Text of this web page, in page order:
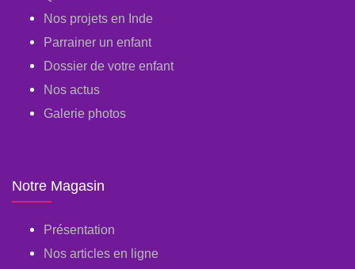
Nos projets en Inde
Parrainer un enfant
Dossier de votre enfant
Nos actus
Galerie photos
Notre Magasin
Présentation
Nos articles en ligne